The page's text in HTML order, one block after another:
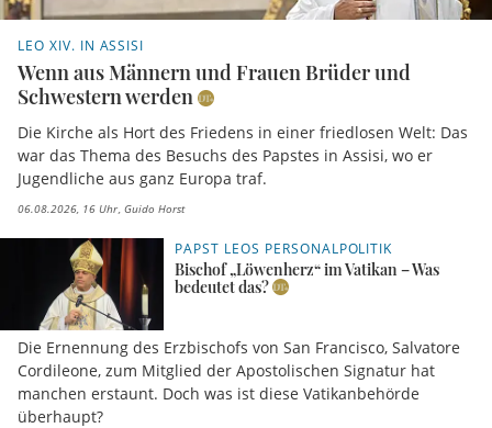
LEO XIV. IN ASSISI
Wenn aus Männern und Frauen Brüder und
Schwestern werden
Die Kirche als Hort des Friedens in einer friedlosen Welt: Das
war das Thema des Besuchs des Papstes in Assisi, wo er
Jugendliche aus ganz Europa traf.
06.08.2026, 16 Uhr Guido Horst
PAPST LEOS PERSONALPOLITIK
Bischof „Löwenherz“ im Vatikan – Was
bedeutet das?
Die Ernennung des Erzbischofs von San Francisco, Salvatore
Cordileone, zum Mitglied der Apostolischen Signatur hat
manchen erstaunt. Doch was ist diese Vatikanbehörde
überhaupt?